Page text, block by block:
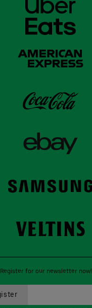
Register for our newsletter now!